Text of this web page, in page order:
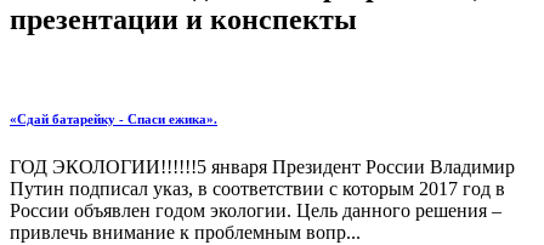
презентации и конспекты
«Сдай батарейку - Спаси ежика».
ГОД ЭКОЛОГИИ!!!!!!5 января Президент России Владимир
Путин подписал указ, в соответствии с которым 2017 год в
России объявлен годом экологии. Цель данного решения –
привлечь внимание к проблемным вопр...